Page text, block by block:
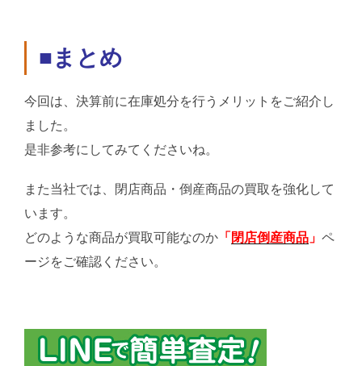
■まとめ
今回は、決算前に在庫処分を行うメリットをご紹介し
ました。
是非参考にしてみてくださいね。
また当社では、閉店商品・倒産商品の買取を強化して
います。
どのような商品が買取可能なのか 「 閉店倒産商品 」 ペ
ージをご確認ください。